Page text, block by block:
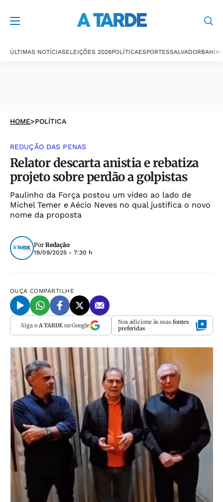
ÚLTIMAS NOTÍCIASELEIÇÕES 2026POLÍTICAESPORTESSALVADORBAHIA
HOME>POLÍTICA
REDUÇÃO DAS PENAS
Relator descarta anistia e rebatiza
projeto sobre perdão a golpistas
Paulinho da Força postou um vídeo ao lado de
Michel Temer e Aécio Neves no qual justifica o novo
nome da proposta
Por Redação
19/09/2025 - 7:30 h
OUÇA COMPARTILHE
Siga o A TARDEno Google Nos adicione às suas fontes
preferidas